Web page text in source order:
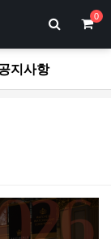
0
지사항